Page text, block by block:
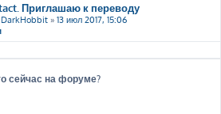
Приглашаю к переводу
DarkHobbit » 13 июл 2017, 15:06
сейчас на форуме?